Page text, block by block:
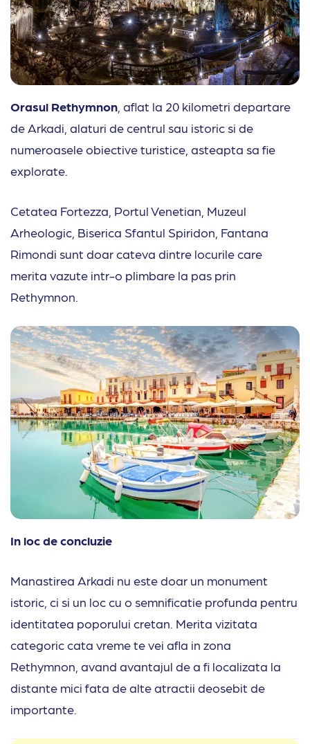
Orasul Rethymnon , aflat la 20 kilometri departare
de Arkadi, alaturi de centrul sau istoric si de
numeroasele obiective turistice, asteapta sa fie
explorate.
Cetatea Fortezza, Portul Venetian, Muzeul
Arheologic, Biserica Sfantul Spiridon, Fantana
Rimondi sunt doar cateva dintre locurile care
merita vazute intr-o plimbare la pas prin
Rethymnon.
In loc de concluzie
Manastirea Arkadi nu este doar un monument
istoric, ci si un loc cu o semnificatie profunda pentru
identitatea poporului cretan. Merita vizitata
categoric cata vreme te vei afla in zona
Rethymnon, avand avantajul de a fi localizata la
distante mici fata de alte atractii deosebit de
importante.